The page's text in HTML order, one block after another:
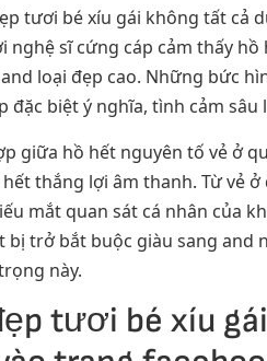
tươi bé xíu gái không tất cả
nghệ sĩ cứng cáp cảm thấy
loại đẹp cao. Những bức
đặc biệt ý nghĩa, tình cảm
giữa hồ hết nguyên tố vẻ ở
thắng lợi âm thanh. Từ vẻ
mắt quan sát cá nhân của
bị trở bắt buộc giàu sang
này.
tươi bé xíu